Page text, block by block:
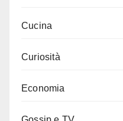
Cucina
Curiosità
Economia